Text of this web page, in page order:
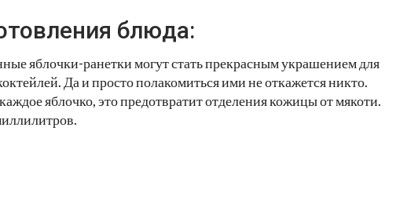
блюда:
яблочки-ранетки могут стать прекрасным украшением для
Да и просто полакомиться ими не откажется никто.
яблочко, это предотвратит отделения кожицы от мякоти.